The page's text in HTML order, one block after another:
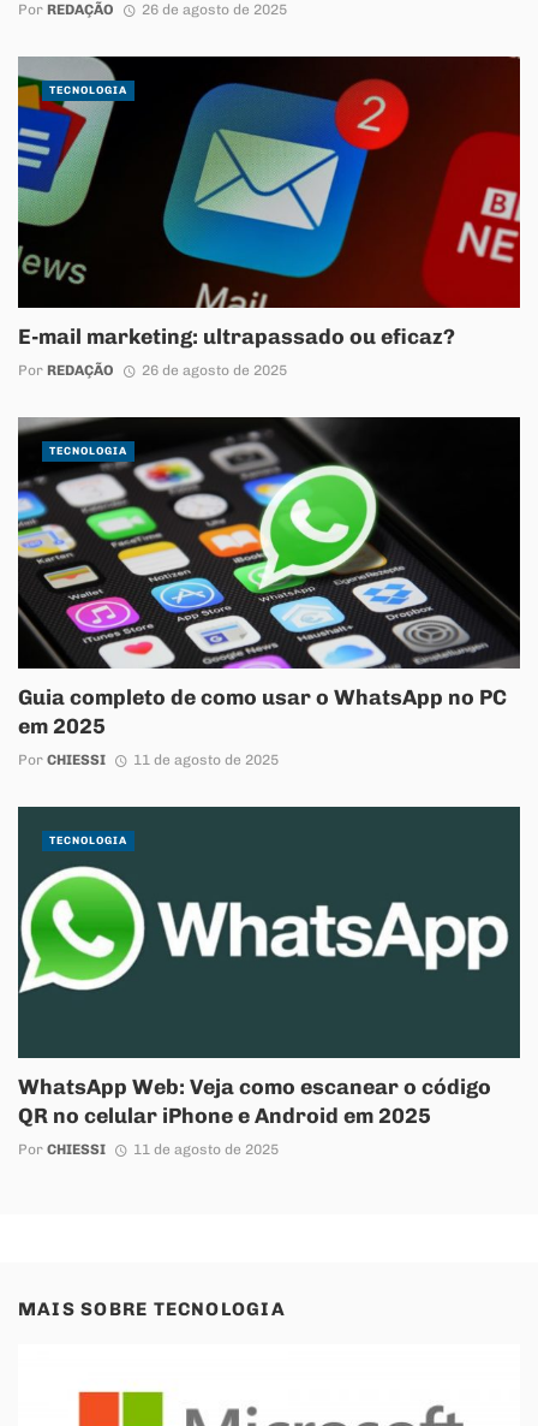
Por REDAÇÃO 26 de agosto de 2025
E-mail marketing: ultrapassado ou eficaz?
Por REDAÇÃO 26 de agosto de 2025
TECNOLOGIA
Guia completo de como usar o WhatsApp no PC
em 2025
Por CHIESSI 11 de agosto de 2025
TECNOLOGIA
WhatsApp Web: Veja como escanear o código
QR no celular iPhone e Android em 2025
Por CHIESSI 11 de agosto de 2025
TECNOLOGIA
MAIS SOBRE TECNOLOGIA